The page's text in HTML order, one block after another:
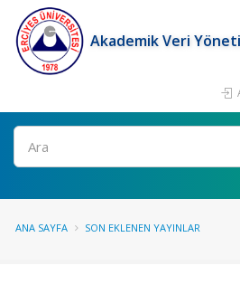
Akademik Veri
Ara
ANA SAYFA SON EKLENEN YAYINLAR